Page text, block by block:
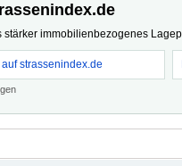
immobilienbezogenes
auf strassenindex.de